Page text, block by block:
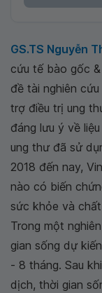
GS.TS Nguyễn
cứu tế bào gốc
đề tài nghiên
trợ điều trị ung
đáng lưu ý về
ung thư đã sử
2018 đến nay,
nào có biến
sức khỏe và
Trong một
gian sống dự
- 8 tháng. Sau
dịch, thời gian